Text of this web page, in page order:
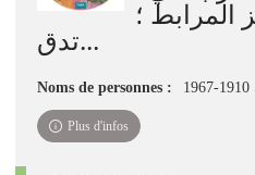
المرابط ؛
تدق...
Noms de personnes :
Plus d'infos